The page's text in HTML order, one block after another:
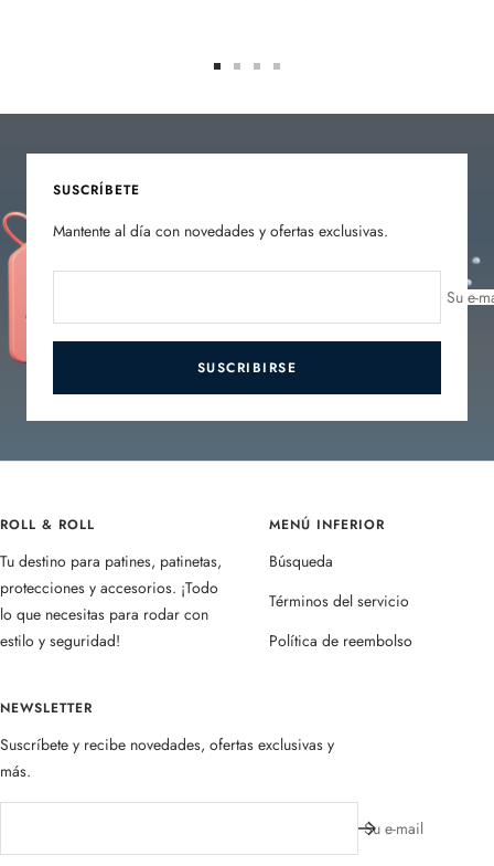
diapositiva
diapositiva
diapositiva
diapositiva
SUSCRÍBETE
Mantente al día con novedades y ofertas exclusivas.
Su e-
SUSCRIBIRSE
ROLL & ROLL
Tu destino para patines, patinetas,
protecciones y accesorios. ¡Todo
lo que necesitas para rodar con
estilo y seguridad!
MENÚ INFERIOR
Búsqueda
Términos del servicio
Política de reembolso
NEWSLETTER
Suscríbete y recibe novedades, ofertas exclusivas y
más.
Su e-mail